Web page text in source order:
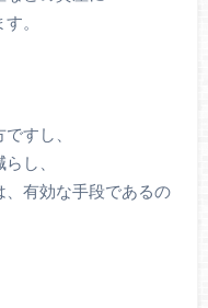
。
すし、
し、
有効な手段であるの